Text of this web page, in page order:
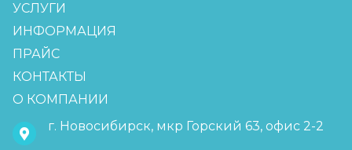
УСЛУГИ
ИНФОРМАЦИЯ
ПРАЙС
КОНТАКТЫ
О КОМПАНИИ
г. Новосибирск, мкр Горский 63, офис 2-2